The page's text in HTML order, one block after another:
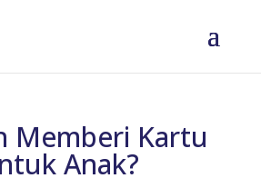
Memberi Kartu
Anak?